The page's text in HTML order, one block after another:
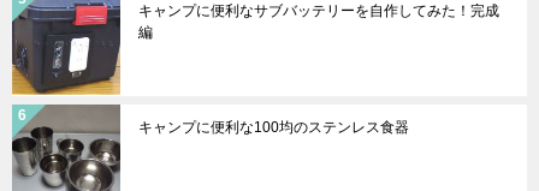
キャンプに便利なサブバッテリーを自作してみた！完成
編
キャンプに便利な100均のステンレス食器